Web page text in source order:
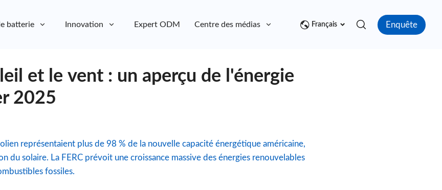
batterie Innovation Expert ODM Centre des médias ContactFrançais Enquête
et le vent : un aperçu de l'énergie
2025
représentaient plus de 98 % de la nouvelle capacité énergétique américaine,
du solaire. La FERC prévoit une croissance massive des énergies renouvelables
fossiles.